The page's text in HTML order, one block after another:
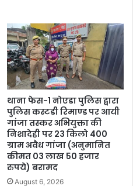
थाना फेस-1 नोएडा पुलिस द्वारा
पुलिस कस्टडी रिमाण्ड पर आयी
गांजा तस्कर अभियुक्ता की
निशादेही पर 23 किलो 400
ग्राम अवैध गांजा (अनुमानित
कीमत 03 लाख 50 हजार
रुपये) बरामद
August 6, 2026